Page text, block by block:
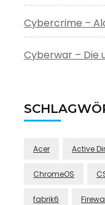
Cybercrime –
Cyberwar – Die
Acer Active
ChromeOS
fabrik6